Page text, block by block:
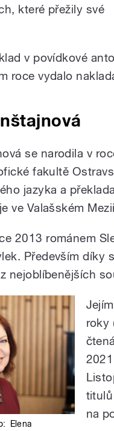
které přežily své
v povídkové
roce vydalo
se narodila v
fakultě
jazyka a
ve Valašském
2013 románem
Především díky
nejoblíbenějších
Elena
roky
na